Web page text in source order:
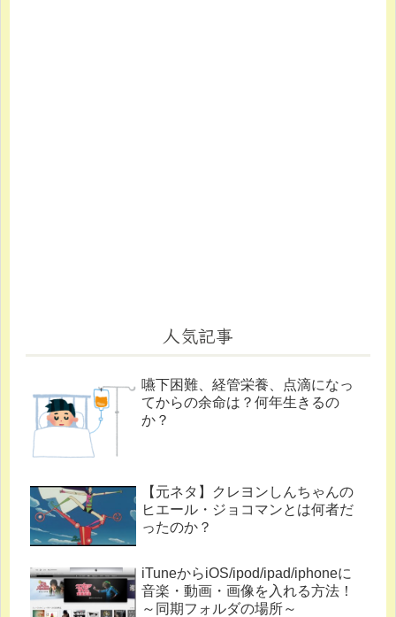
人気記事
嚥下困難、経管栄養、点滴になっ
てからの余命は？何年生きるの
か？
【元ネタ】クレヨンしんちゃんの
ヒエール・ジョコマンとは何者だ
ったのか？
iTuneからiOS/ipod/ipad/iphoneに
音楽・動画・画像を入れる方法！
～同期フォルダの場所～